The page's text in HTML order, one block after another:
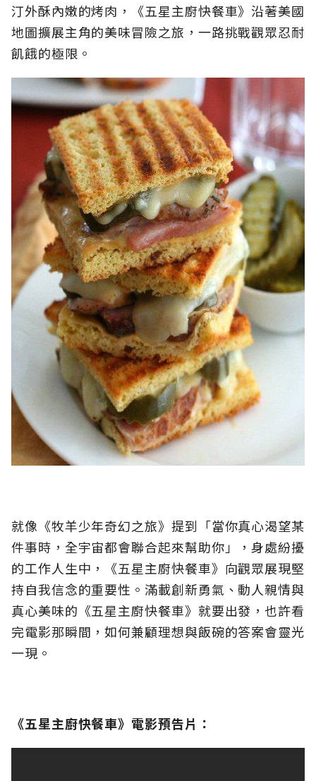
汀外酥內嫩的烤肉，《五星主廚快餐車》沿著美國
地圖擴展主角的美味冒險之旅，一路挑戰觀眾忍耐
飢餓的極限。
就像《牧羊少年奇幻之旅》提到「當你真心渴望某
件事時，全宇宙都會聯合起來幫助你」，身處紛擾
的工作人生中，《五星主廚快餐車》向觀眾展現堅
持自我信念的重要性。滿載創新勇氣、動人親情與
真心美味的《五星主廚快餐車》就要出發，也許看
完電影那瞬間，如何兼顧理想與飯碗的答案會靈光
一現。
《五星主廚快餐車》電影預告片：